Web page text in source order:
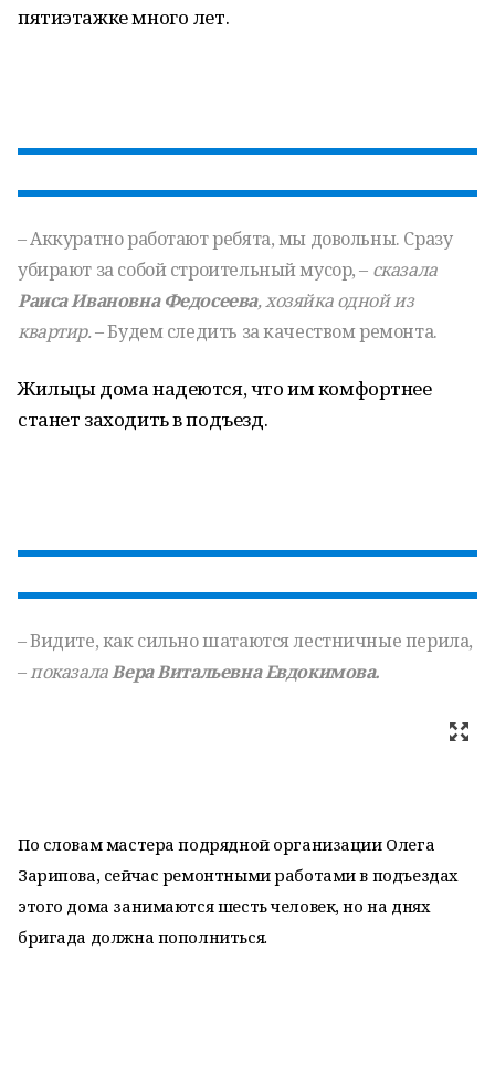
пятиэтажке много лет.
– Аккуратно работают ребята, мы довольны. Сразу
убирают за собой строительный мусор, – сказала
Раиса Ивановна Федосеева, хозяйка одной из
квартир.– Будем следить за качеством ремонта.
Жильцы дома надеются, что им комфортнее
станет заходить в подъезд.
– Видите, как сильно шатаются лестничные перила,
–показалаВера Витальевна Евдокимова.
По словам мастера подрядной организации Олега
Зарипова, сейчас ремонтными работами в подъездах
этого дома занимаются шесть человек, но на днях
бригада должна пополниться.